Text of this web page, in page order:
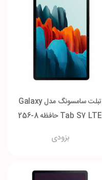
تبلت سامسونگ مدل Galaxy
Tab S7 LTE حافظه 8-256
بزودی